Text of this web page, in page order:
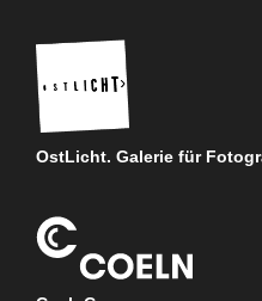
OstLicht. Galerie für